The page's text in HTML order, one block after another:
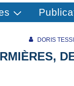
DORIS